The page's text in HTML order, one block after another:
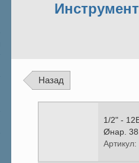
Назад
1/2" -
Øнар.